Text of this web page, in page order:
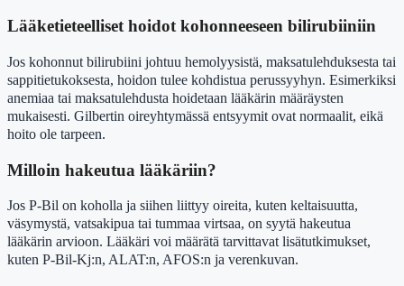
Lääketieteelliset hoidot kohonneeseen bilirubiiniin
Jos kohonnut bilirubiini johtuu hemolyysistä, maksatulehduksesta tai
sappitietukoksesta, hoidon tulee kohdistua perussyyhyn. Esimerkiksi
anemiaa tai maksatulehdusta hoidetaan lääkärin määräysten
mukaisesti. Gilbertin oireyhtymässä entsyymit ovat normaalit, eikä
hoito ole tarpeen.
Milloin hakeutua lääkäriin?
Jos P-Bil on koholla ja siihen liittyy oireita, kuten keltaisuutta,
väsymystä, vatsakipua tai tummaa virtsaa, on syytä hakeutua
lääkärin arvioon. Lääkäri voi määrätä tarvittavat lisätutkimukset,
kuten P-Bil-Kj:n, ALAT:n, AFOS:n ja verenkuvan.